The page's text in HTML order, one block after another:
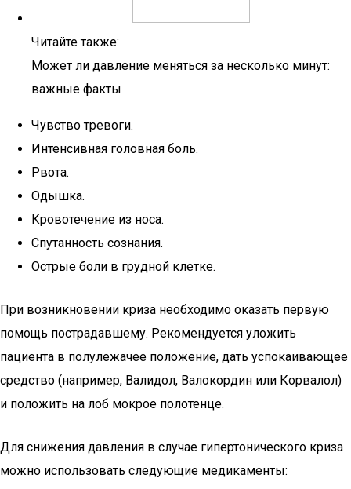
Читайте также:
Может ли давление меняться за несколько минут:
важные факты
Чувство тревоги.
Интенсивная головная боль.
Рвота.
Одышка.
Кровотечение из носа.
Спутанность сознания.
Острые боли в грудной клетке.
При возникновении криза необходимо оказать первую
помощь пострадавшему. Рекомендуется уложить
пациента в полулежачее положение, дать успокаивающее
средство (например, Валидол, Валокордин или Корвалол)
и положить на лоб мокрое полотенце.
Для снижения давления в случае гипертонического криза
можно использовать следующие медикаменты: